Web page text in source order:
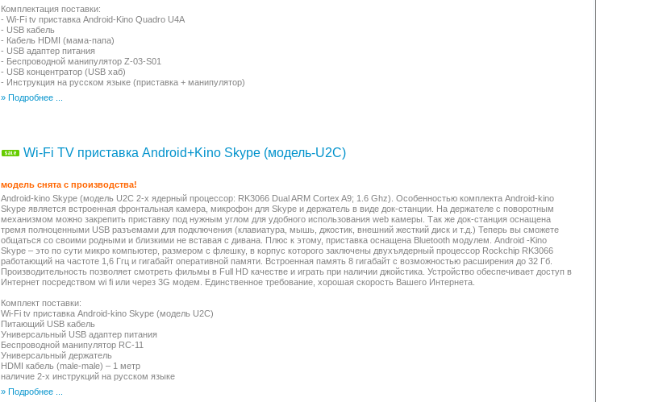
Комплектация поставки:
- Wi-Fi tv приставка Android-Kino Quadro U4A
- USB кабель
- Кабель HDMI (мама-папа)
- USB адаптер питания
- Беспроводной манипулятор Z-03-S01
- USB концентратор (USB хаб)
- Инструкция на русском языке (приставка + манипулятор)
» Подробнее ...
Wi-Fi TV приставка Android+Kino Skype (модель-U2С)
модель снята с производства!
Android-kino Skype (модель U2C 2-х ядерный процессор: RK3066 Dual ARM Cortex A9; 1.6 Ghz). Особенностью комплекта Android-kino
Skype является встроенная фронтальная камера, микрофон для Skype и держатель в виде док-станции. На держателе с поворотным
механизмом можно закрепить приставку под нужным углом для удобного использования web камеры. Так же док-станция оснащена
тремя полноценными USB разъемами для подключения (клавиатура, мышь, джостик, внешний жесткий диск и т.д.) Теперь вы сможете
общаться со своими родными и близкими не вставая с дивана. Плюс к этому, приставка оснащена Bluetooth модулем. Android -Kino
Skype – это по сути микро компьютер, размером с флешку, в корпус которого заключены двухъядерный процессор Rockchip RK3066
работающий на частоте 1,6 Ггц и гигабайт оперативной памяти. Встроенная память 8 гигабайт с возможностью расширения до 32 Гб.
Производительность позволяет смотреть фильмы в Full HD качестве и играть при наличии джойстика. Устройство обеспечивает доступ в
Интернет посредством wi fi или через 3G модем. Единственное требование, хорошая скорость Вашего Интернета.
Комплект поставки:
Wi-Fi tv приставка Android-kino Skype (модель U2С)
Питающий USB кабель
Универсальный USB адаптер питания
Беспроводной манипулятор RC-11
Универсальный держатель
HDMI кабель (male-male) – 1 метр
наличие 2-x инструкций на русском языке
» Подробнее ...